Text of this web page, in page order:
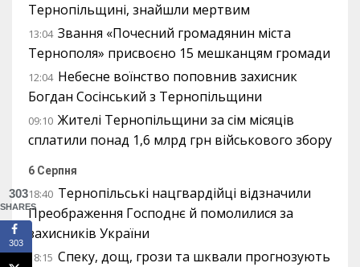
Тернопільщині, знайшли мертвим
13:04 Звання «Почесний громадянин міста
Тернополя» присвоєно 15 мешканцям громади
12:04 Небесне воїнство поповнив захисник
Богдан Сосінський з Тернопільщини
09:10 Жителі Тернопільщини за сім місяців
сплатили понад 1,6 млрд грн військового збору
6 Серпня
18:40 Тернопільські нацгвардійці відзначили
Преображення Господнє й помолилися за
захисників України
18:15 Спеку, дощ, грози та шквали прогнозують
303
SHARES
303